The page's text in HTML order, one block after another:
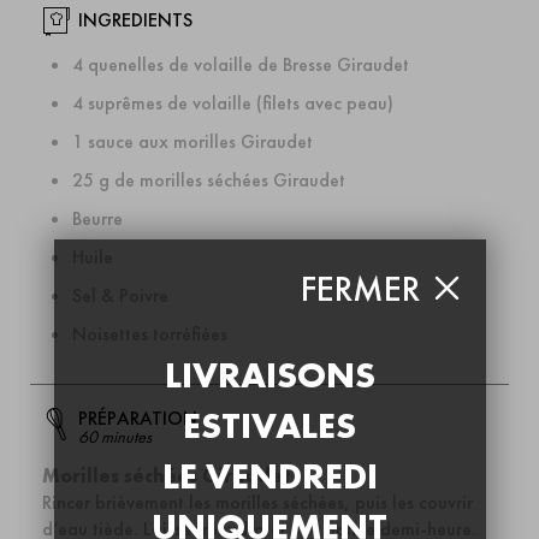
FERMER
LIVRAISONS
ESTIVALES
LE VENDREDI
UNIQUEMENT
INGREDIENTS
4 quenelles de volaille de Bresse Giraudet
4 suprêmes de volaille (filets avec peau)
1 sauce aux morilles Giraudet
25 g de morilles séchées Giraudet
Beurre
PRÉPARATION
60 minutes
Morilles séchées Giraudet
Rincer brièvement les morilles séchées, puis les couvrir
d’eau tiède. Laisser réhydrater une bonne demi-heure.